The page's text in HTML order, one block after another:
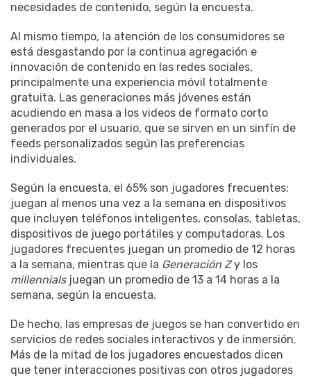
necesidades de contenido, según la encuesta.
Al mismo tiempo, la atención de los consumidores se
está desgastando por la continua agregación e
innovación de contenido en las redes sociales,
principalmente una experiencia móvil totalmente
gratuita. Las generaciones más jóvenes están
acudiendo en masa a los videos de formato corto
generados por el usuario, que se sirven en un sinfín de
feeds personalizados según las preferencias
individuales.
Según la encuesta, el 65% son jugadores frecuentes:
juegan al menos una vez a la semana en dispositivos
que incluyen teléfonos inteligentes, consolas, tabletas,
dispositivos de juego portátiles y computadoras. Los
jugadores frecuentes juegan un promedio de 12 horas
a la semana, mientras que la Generación Zy los
millennialsjuegan un promedio de 13 a 14 horas a la
semana, según la encuesta.
De hecho, las empresas de juegos se han convertido en
servicios de redes sociales interactivos y de inmersión.
Más de la mitad de los jugadores encuestados dicen
que tener interacciones positivas con otros jugadores